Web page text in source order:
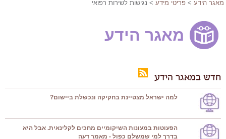
מאגר הידע > פריטי מידע > נגישות לשירות רפואי
מאגר הידע
חדש במאגר הידע
למה ישראל מצטיינת בחקיקה ונכשלת ביישום?
הפעוטות במעונות השיקומיים מחכים לקלינאית. אבל היא
בדרך למי שמשלם כפול - מאמר דעה